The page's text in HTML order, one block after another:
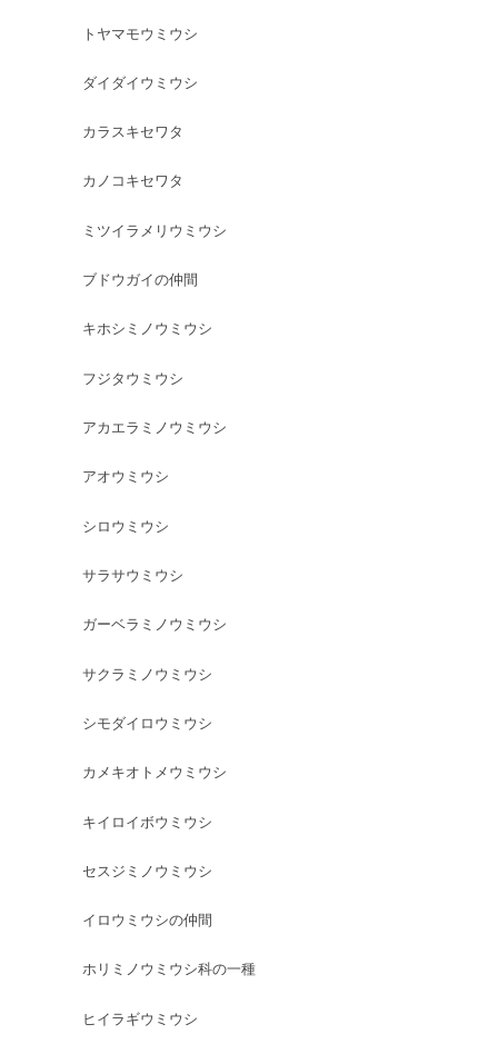
トヤマモウミウシ
ダイダイウミウシ
カラスキセワタ
カノコキセワタ
ミツイラメリウミウシ
ブドウガイの仲間
キホシミノウミウシ
フジタウミウシ
アカエラミノウミウシ
アオウミウシ
シロウミウシ
サラサウミウシ
ガーベラミノウミウシ
サクラミノウミウシ
シモダイロウミウシ
カメキオトメウミウシ
キイロイボウミウシ
セスジミノウミウシ
イロウミウシの仲間
ホリミノウミウシ科の一種
ヒイラギウミウシ